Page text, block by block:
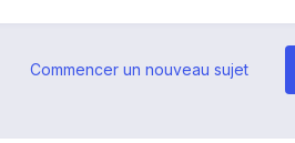
Commencer un nouveau sujet